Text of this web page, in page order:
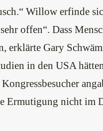
Willow erfinde
offen“. Dass
erklärte Gary
in den USA
Ermutigung nicht im